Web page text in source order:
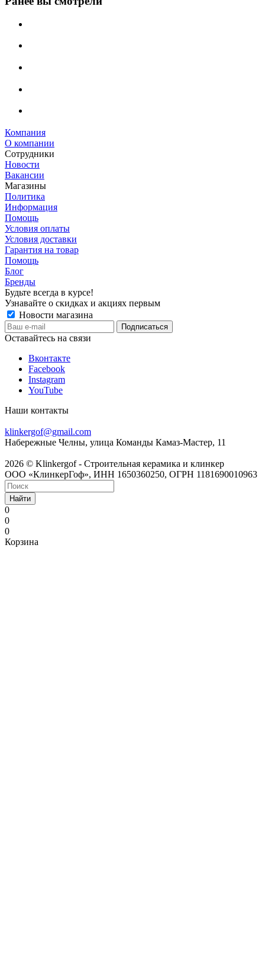
Компания
О компании
Сотрудники
Новости
Вакансии
Магазины
Политика
Информация
Помощь
Условия оплаты
Условия доставки
Гарантия на товар
Помощь
Блог
Бренды
Будьте всегда в курсе!
Узнавайте о скидках и акциях первым
Новости магазина
Оставайтесь на связи
Вконтакте
Facebook
Instagram
YouTube
Наши контакты
klinkergof@gmail.com
Набережные Челны, улица Команды Камаз-Мастер, 11
2026 © Klinkergof - Строительная керамика и клинкер
ООО «КлинкерГоф», ИНН 1650360250, ОГРН 1181690010963
Найти
0
0
0
Корзина